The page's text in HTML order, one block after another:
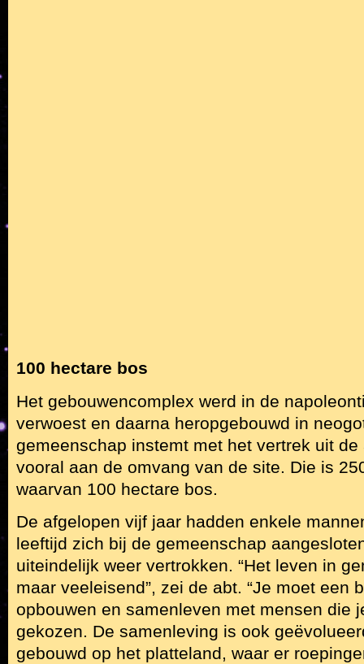
100 hectare bos
Het gebouwencomplex werd in de
verwoest en daarna heropgebouwd in
gemeenschap instemt met het vertrek uit
vooral aan de omvang van de site. Die is
waarvan 100 hectare bos.
De afgelopen vijf jaar hadden enkele
leeftijd zich bij de gemeenschap
uiteindelijk weer vertrokken. “Het leven in
maar veeleisend”, zei de abt. “Je moet een
opbouwen en samenleven met mensen die
gekozen. De samenleving is ook
gebouwd op het platteland, waar er